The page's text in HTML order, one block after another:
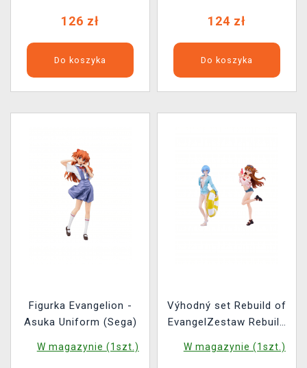
126 zł
Do koszyka
124 zł
Do koszyka
Figurka Evangelion -
Asuka Uniform (Sega)
W magazynie (1szt.)
Výhodný set Rebuild of
EvangelZestaw Rebuild
Ayanami + Asuka
W magazynie (1szt.)